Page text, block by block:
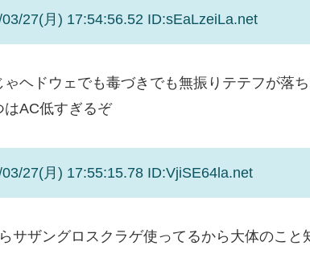
27(月) 17:54:56.52 ID:sEaLzeiLa.net
ゃヘドウェでも毒づきでも無振りテテフが落ち
はAC低すぎるぞ
27(月) 17:55:15.78 ID:VjiSE64la.net
サザングロスクラゲ使ってるから大体のこと